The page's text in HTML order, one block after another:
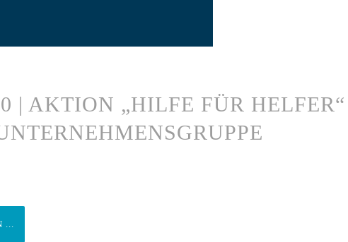
| AKTION „HILFE FÜR
...